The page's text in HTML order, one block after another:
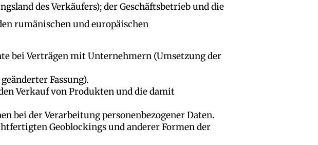
des Verkäufers); der Geschäftsbetrieb und die
rumänischen und europäischen
bei Verträgen mit Unternehmern (Umsetzung der
Fassung).
Verkauf von Produkten und die damit
bei der Verarbeitung personenbezogener Daten.
Geoblockings und anderer Formen der